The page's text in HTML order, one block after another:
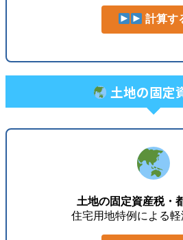
計算す
土地の固定
土地の固定資産税・
住宅用地特例による